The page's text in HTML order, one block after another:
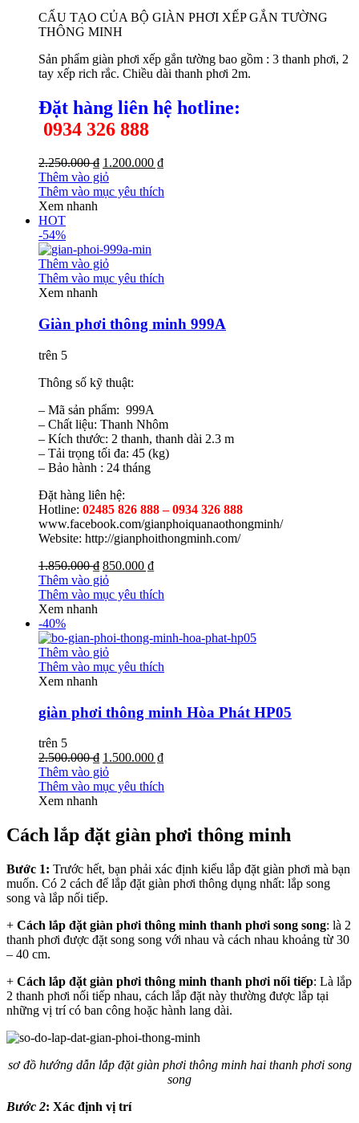
CẤU TẠO CỦA BỘ GIÀN PHƠI XẾP GẮN TƯỜNG
THÔNG MINH
Sản phẩm giàn phơi xếp gắn tường bao gồm : 3 thanh phơi, 2
tay xếp rich rắc. Chiều dài thanh phơi 2m.
Đặt hàng liên hệ hotline:
0934 326 888
2.250.000 ₫ 1.200.000 ₫
Thêm vào giỏ
Thêm vào mục yêu thích
Xem nhanh
HOT
-54%
Thêm vào giỏ
Thêm vào mục yêu thích
Xem nhanh
Giàn phơi thông minh 999A
trên 5
Thông số kỹ thuật:
– Mã sản phẩm: 999A
– Chất liệu: Thanh Nhôm
– Kích thước: 2 thanh, thanh dài 2.3 m
– Tải trọng tối đa: 45 (kg)
– Bảo hành : 24 tháng
Đặt hàng liên hệ:
Hotline: 02485 826 888 – 0934 326 888
www.facebook.com/gianphoiquanaothongminh/
Website: http://gianphoithongminh.com/
1.850.000 ₫ 850.000 ₫
Thêm vào giỏ
Thêm vào mục yêu thích
Xem nhanh
-40%
Thêm vào giỏ
Thêm vào mục yêu thích
Xem nhanh
giàn phơi thông minh Hòa Phát HP05
trên 5
2.500.000 ₫ 1.500.000 ₫
Thêm vào giỏ
Thêm vào mục yêu thích
Xem nhanh
Cách lắp đặt giàn phơi thông minh
Bước 1: Trước hết, bạn phải xác định kiểu lắp đặt giàn phơi mà bạn
muốn. Có 2 cách để lắp đặt giàn phơi thông dụng nhất: lắp song
song và lắp nối tiếp.
+ Cách lắp đặt giàn phơi thông minh thanh phơi song song: là 2
thanh phơi được đặt song song với nhau và cách nhau khoảng từ 30
– 40 cm.
+ Cách lắp đặt giàn phơi thông minh thanh phơi nối tiếp: Là lắp
2 thanh phơi nối tiếp nhau, cách lắp đặt này thường được lắp tại
những vị trí có ban công hoặc hành lang dài.
sơ đồ hướng dẫn lắp đặt giàn phơi thông minh hai thanh phơi song
song
Bước 2: Xác định vị trí